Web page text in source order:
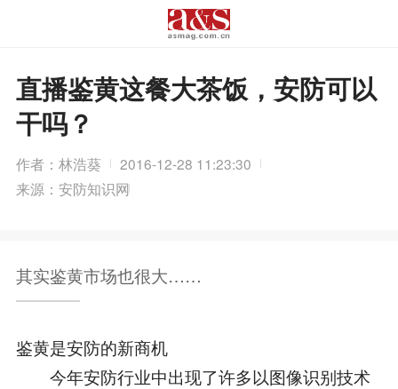
直播鉴黄这餐大茶饭，安防可以
干吗？
作者：林浩葵
2016-12-28 11:23:30
来源：安防知识网
其实鉴黄市场也很大……
鉴黄是安防的新商机
今年安防行业中出现了许多以图像识别技术